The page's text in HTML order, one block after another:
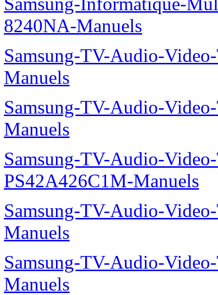
8240NA-Manuels
Samsung-TV-Audio-
Manuels
Samsung-TV-Audio-
Manuels
Samsung-TV-Audio-
PS42A426C1M-Manuels
Samsung-TV-Audio-
Manuels
Samsung-TV-Audio-
Manuels